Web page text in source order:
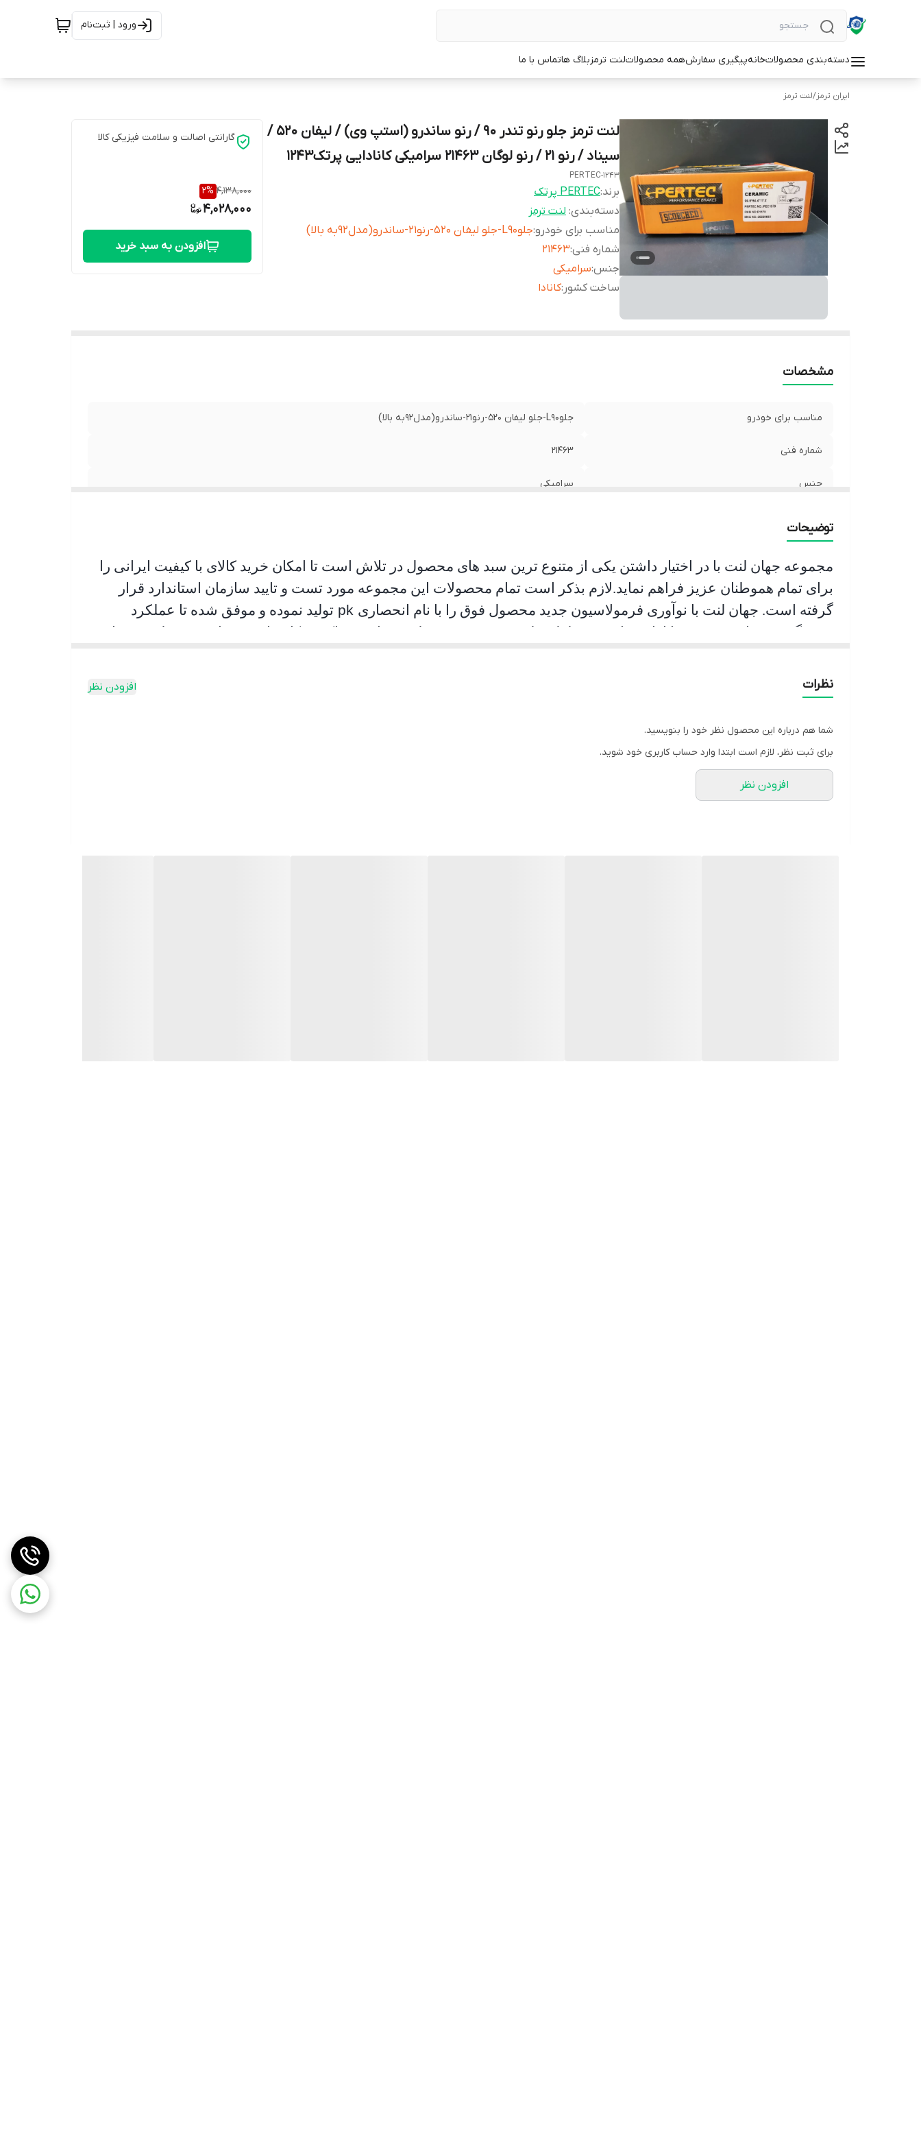
ورود | ثبت‌نام
دسته‌بندی محصولاتخانهپیگیری سفارشهمه محصولاتلنت ترمزبلاگ هاتماس با ما
ایران ترمز/لنت ترمز
لنت ترمز جلو رنو تندر 90 / رنو ‏ساندرو (استپ وی) / لیفان 520 /
سیناد / رنو 21 / رنو لوگان 21463 سرامیکی کانادایی پرتک1243
PERTEC-1243
برند:PERTEC پرتک
دسته‌بندی: لنت ترمز
مناسب برای خودرو:جلوL90-جلو لیفان 520-رنو21-ساندرو(مدل92به بالا)
شماره فنی:
21463
جنس:سرامیکی
ساخت کشور :کانادا
گارانتی اصالت و سلامت فیزیکی کالا
4,138,000
2%
4,028,000
افزودن به سبد خرید
مشخصات
مناسب برای خودرو جلوL90-جلو لیفان 520-رنو21-ساندرو(مدل92به بالا)
شماره فنی 21463
جنس سرامیکی
توضیحات
مجموعه جهان لنت با در اختیار داشتن یکی از متنوع ترین سبد های محصول در تلاش است تا امکان خرید کالای با کیفیت ایرانی را
برای تمام هموطنان عزیز فراهم نماید.لازم بذکر است تمام محصولات این مجموعه مورد تست و تایید سازمان استاندارد قرار
گرفته است. جهان لنت با نوآوری فرمولاسیون جدید محصول فوق را با نام انحصاری pk تولید نموده و موفق شده تا عملکرد
جشمگیر و رضایت بخشی را ارائه نماید. محصلول تولید شده موفق به جلب رضایت حداکثری کاربران شده است به طوری پیمایش
اقدام به ترمز گیری می نماید.
نظرات افزودن نظر
شما هم درباره این محصول نظر خود را بنویسید.
برای ثبت نظر، لازم است ابتدا وارد حساب کاربری خود شوید.
افزودن نظر